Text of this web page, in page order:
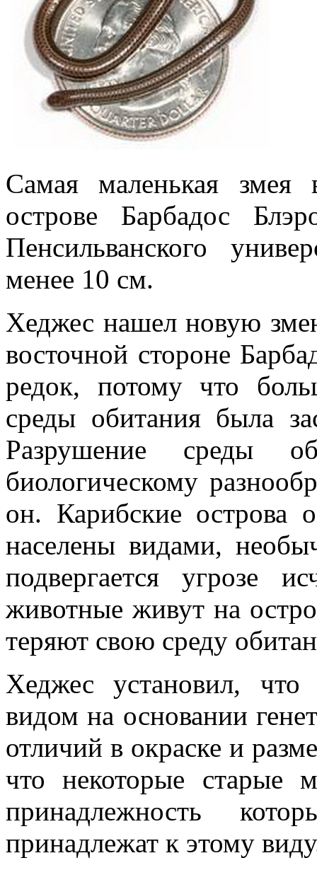
Самая маленькая
острове Барбадос
Пенсильванского
менее 10 см.
Хеджес нашел новую
восточной стороне
редок, потому что
среды обитания была
Разрушение среды
биологическому
он. Карибские острова
населены видами,
подвергается угрозе
животные живут на
теряют свою среду
Хеджес установил,
видом на основании
отличий в окраске и
что некоторые старые
принадлежность
принадлежат к этому